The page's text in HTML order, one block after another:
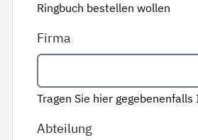
Ringbuch bestellen wollen
Firma
Tragen Sie hier
Abteilung